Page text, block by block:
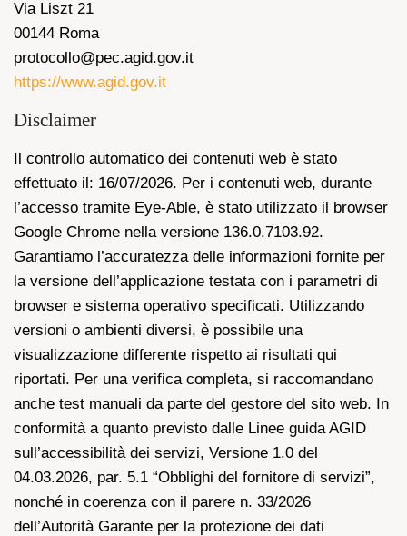
Via Liszt 21
00144 Roma
protocollo@pec.agid.gov.it
https://www.agid.gov.it
Disclaimer
Il controllo automatico dei contenuti web è stato
effettuato il: 16/07/2026. Per i contenuti web, durante
l’accesso tramite Eye-Able, è stato utilizzato il browser
Google Chrome nella versione 136.0.7103.92.
Garantiamo l’accuratezza delle informazioni fornite per
la versione dell’applicazione testata con i parametri di
browser e sistema operativo specificati. Utilizzando
versioni o ambienti diversi, è possibile una
visualizzazione differente rispetto ai risultati qui
riportati. Per una verifica completa, si raccomandano
anche test manuali da parte del gestore del sito web. In
conformità a quanto previsto dalle Linee guida AGID
sull’accessibilità dei servizi, Versione 1.0 del
04.03.2026, par. 5.1 “Obblighi del fornitore di servizi”,
nonché in coerenza con il parere n. 33/2026
dell’Autorità Garante per la protezione dei dati